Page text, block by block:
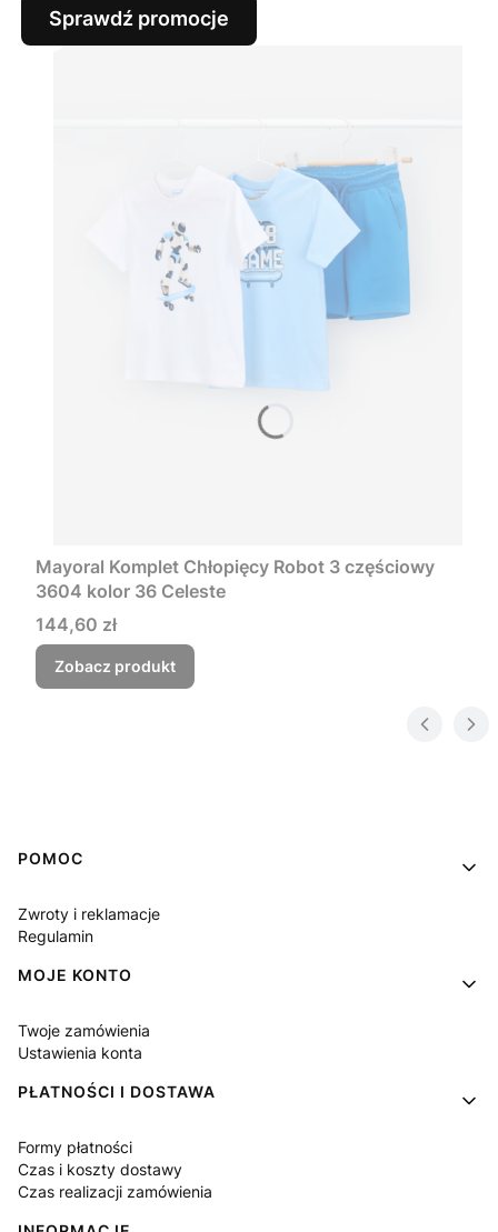
Sprawdź promocje
Mayoral Komplet Chłopięcy Robot 3 częściowy
3604 kolor 36 Celeste
Cena
144,60 zł
Zobacz produkt
Linki w stopce
POMOC
Zwroty i reklamacje
Regulamin
MOJE KONTO
Twoje zamówienia
Ustawienia konta
PŁATNOŚCI I DOSTAWA
Formy płatności
Czas i koszty dostawy
Czas realizacji zamówienia